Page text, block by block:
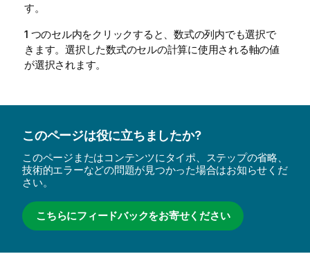
す。
1 つのセル内をクリックすると、数式の列内でも選択で
きます。選択した数式のセルの計算に使用される軸の値
が選択されます。
このページは役に立ちましたか?
このページまたはコンテンツにタイポ、ステップの省略、
技術的エラーなどの問題が見つかった場合はお知らせくだ
さい。
こちらにフィードバックをお寄せください